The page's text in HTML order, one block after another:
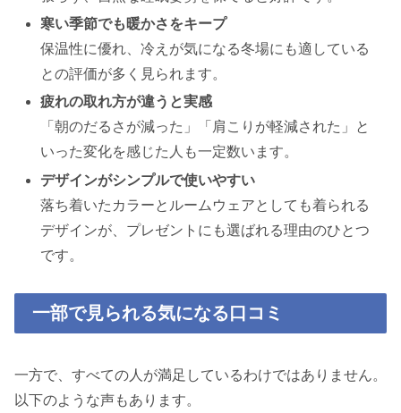
寒い季節でも暖かさをキープ
保温性に優れ、冷えが気になる冬場にも適している
との評価が多く見られます。
疲れの取れ方が違うと実感
「朝のだるさが減った」「肩こりが軽減された」と
いった変化を感じた人も一定数います。
デザインがシンプルで使いやすい
落ち着いたカラーとルームウェアとしても着られる
デザインが、プレゼントにも選ばれる理由のひとつ
です。
一部で見られる気になる口コミ
一方で、すべての人が満足しているわけではありません。
以下のような声もあります。